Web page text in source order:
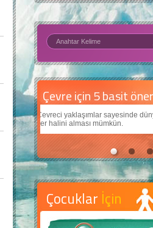
5 basit öneri
daha iyi bir
Daha iyi bir dünya
Çocuklarımıza daha güzel bir
teknolojiden nasıl yararlanırız?
Çocuklar İçin